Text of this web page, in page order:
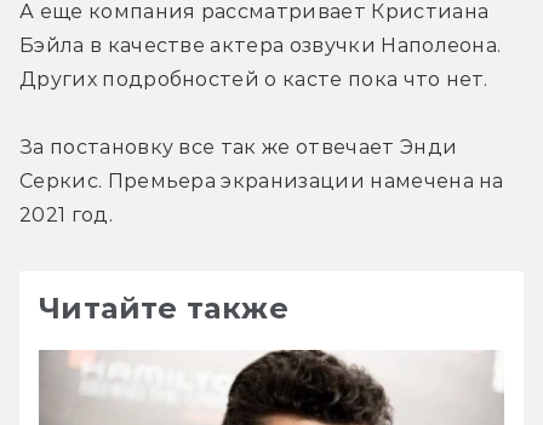
А еще компания рассматривает Кристиана
Бэйла в качестве актера озвучки Наполеона.
Других подробностей о касте пока что нет.
За постановку все так же отвечает Энди
Серкис. Премьера экранизации намечена на
2021 год.
Читайте также